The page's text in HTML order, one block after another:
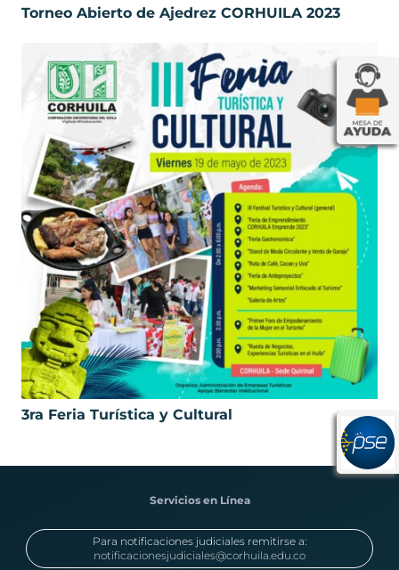
Torneo Abierto de Ajedrez CORHUILA 2023
3ra Feria Turística y Cultural
Servicios en Línea
Para notificaciones judiciales remitirse a:
notificacionesjudiciales@corhuila.edu.co